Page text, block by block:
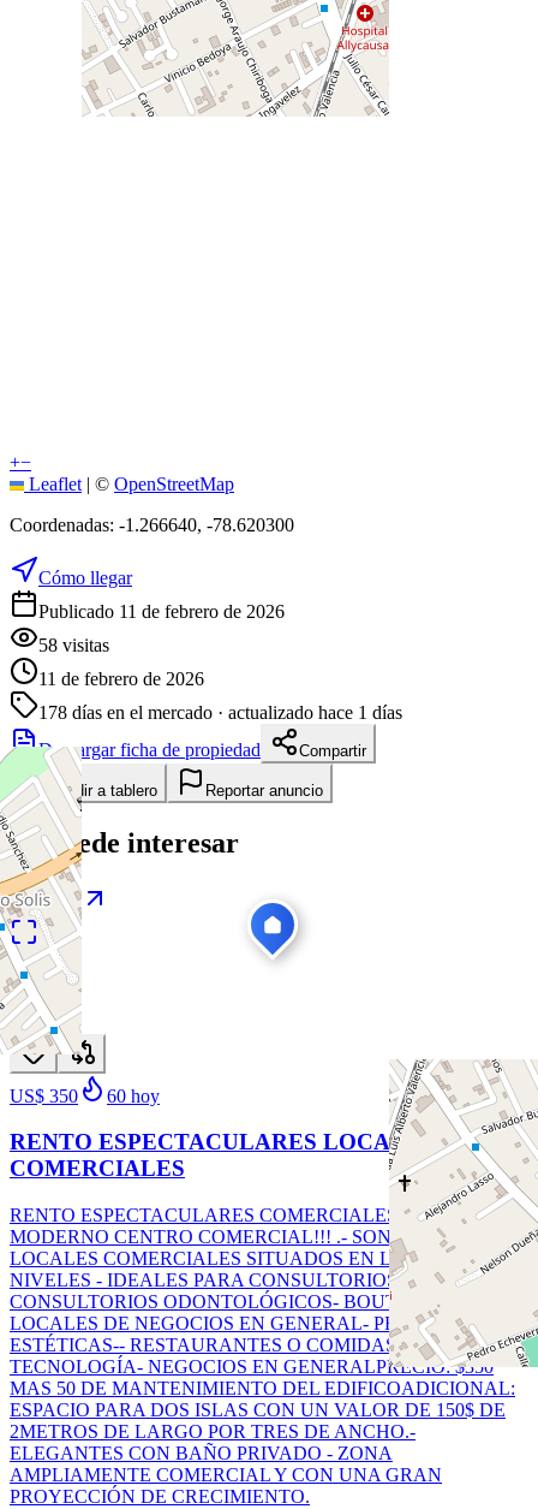
+−
Leaflet | © OpenStreetMap
Coordenadas: -1.266640, -78.620300
Cómo llegar
Publicado 11 de febrero de 2026
58 visitas
11 de febrero de 2026
178 días en el mercado · actualizado hace 1 días
Descargar ficha de propiedad
Compartir
Añadir a tablero Reportar anuncio
Te puede interesar
Ver todas
1/25
Arriendo
US$ 350 60 hoy
RENTO ESPECTACULARES LOCALES
COMERCIALES
RENTO ESPECTACULARES COMERCIALES EN
MODERNO CENTRO COMERCIAL!!! .- SON 5 (CINCO)
LOCALES COMERCIALES SITUADOS EN LOS DOS
NIVELES - IDEALES PARA CONSULTORIOS MÉDICOS-
CONSULTORIOS ODONTOLÓGICOS- BOUTIQUES-
LOCALES DE NEGOCIOS EN GENERAL- PELUQUERÍAS -
ESTÉTICAS-- RESTAURANTES O COMIDAS-
TECNOLOGÍA- NEGOCIOS EN GENERALPRECIO: $350
MAS 50 DE MANTENIMIENTO DEL EDIFICOADICIONAL:
ESPACIO PARA DOS ISLAS CON UN VALOR DE 150$ DE
2METROS DE LARGO POR TRES DE ANCHO.-
ELEGANTES CON BAÑO PRIVADO - ZONA
AMPLIAMENTE COMERCIAL Y CON UNA GRAN
PROYECCIÓN DE CRECIMIENTO.